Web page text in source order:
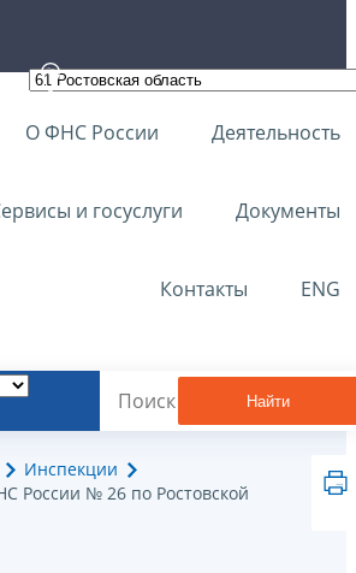
О ФНС России Деятельность
и госуслуги Документы
Контакты ENG
Найти
Инспекции
России № 26 по Ростовской